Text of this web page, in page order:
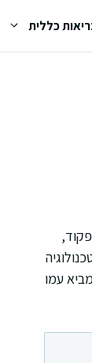
כללית
עמו